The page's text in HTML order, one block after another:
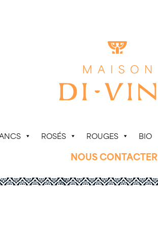
ROSÉS ROUGES BIO
NOUS CONTACTER